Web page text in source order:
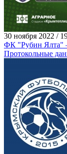
30 ноября 2022 /
ФК "Рубин Ялта"
Протокольные